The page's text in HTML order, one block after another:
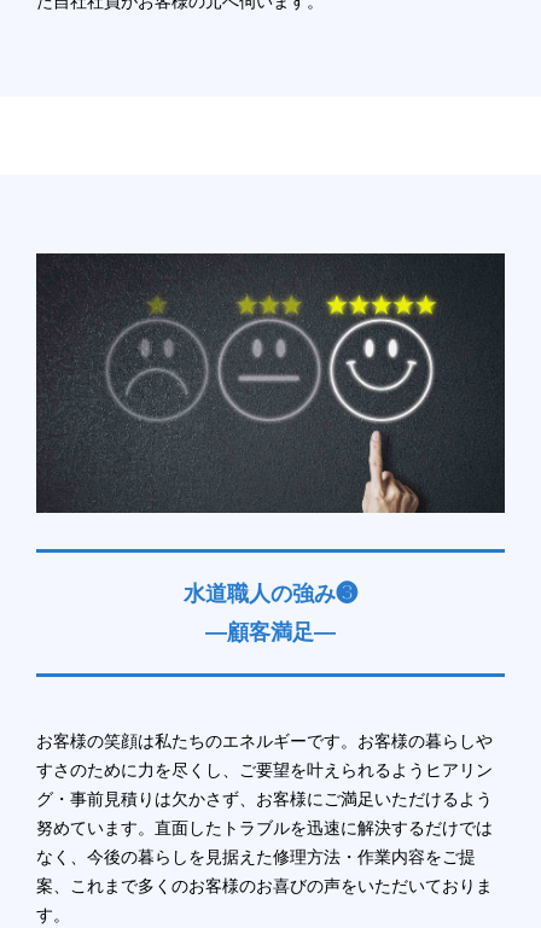
水道職人の強み❸
―顧客満足―
お客様の笑顔は私たちのエネルギーです。お客様の暮らしや
すさのために力を尽くし、ご要望を叶えられるようヒアリン
グ・事前見積りは欠かさず、お客様にご満足いただけるよう
努めています。直面したトラブルを迅速に解決するだけでは
なく、今後の暮らしを見据えた修理方法・作業内容をご提
案、これまで多くのお客様のお喜びの声をいただいておりま
す。